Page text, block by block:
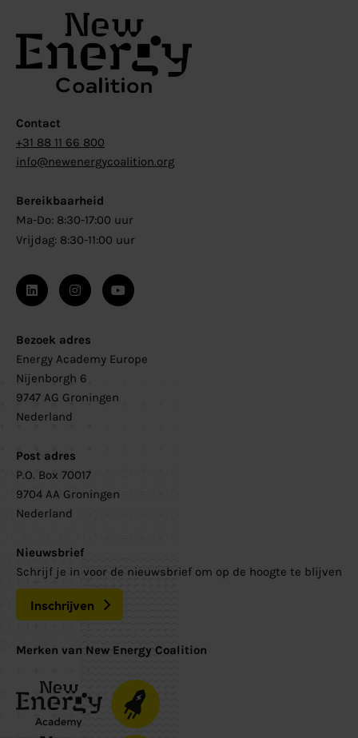
Contact
+31 88 11 66 800
info@newenergycoalition.org
Bereikbaarheid
Ma-Do: 8:30-17:00 uur
Vrijdag: 8:30-11:00 uur
Bezoek adres
Energy Academy Europe
Nijenborgh 6
9747 AG Groningen
Nederland
Post adres
P.O. Box 70017
9704 AA Groningen
Nederland
Nieuwsbrief
Schrijf je in voor de nieuwsbrief om op de hoogte te blijven
Inschrijven
Merken van New Energy Coalition